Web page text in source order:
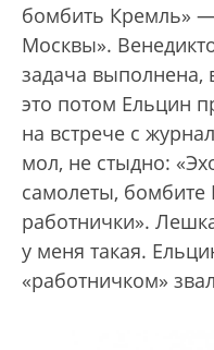
бомбить Кремль»
Москвы».
задача выполнена,
это потом Ельцин
на встрече с
мол, не стыдно:
самолеты,
работнички».
у меня такая.
«работничком»